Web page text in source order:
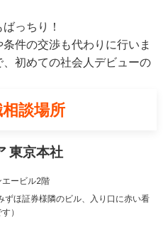
っちり！
件の交渉も代わりに行いま
初めての社会人デビューの
談場所
東京本社
ービル2階
ほ証券様隣のビル、入り口に赤い看
）